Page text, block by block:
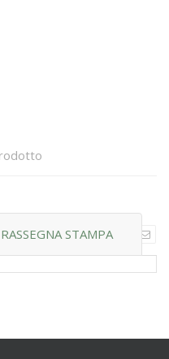
RASSEGNA STAMPA